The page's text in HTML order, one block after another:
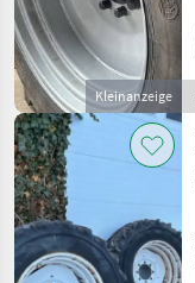
Kleinanzeige